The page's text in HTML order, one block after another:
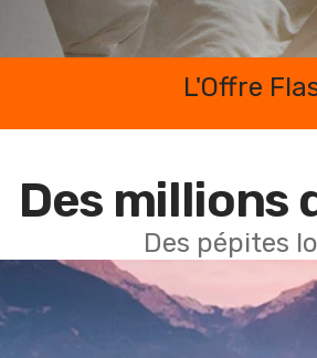
L'Offre
Des millions
Des pépites